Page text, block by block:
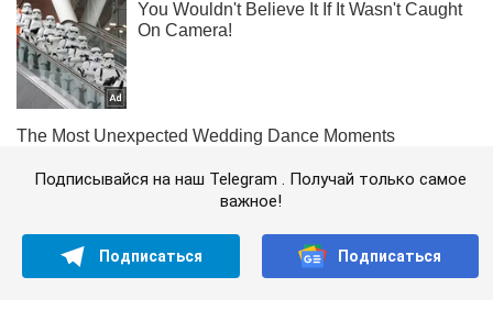
Подписывайся на наш Telegram . Получай только самое
важное!
Подписаться Подписаться